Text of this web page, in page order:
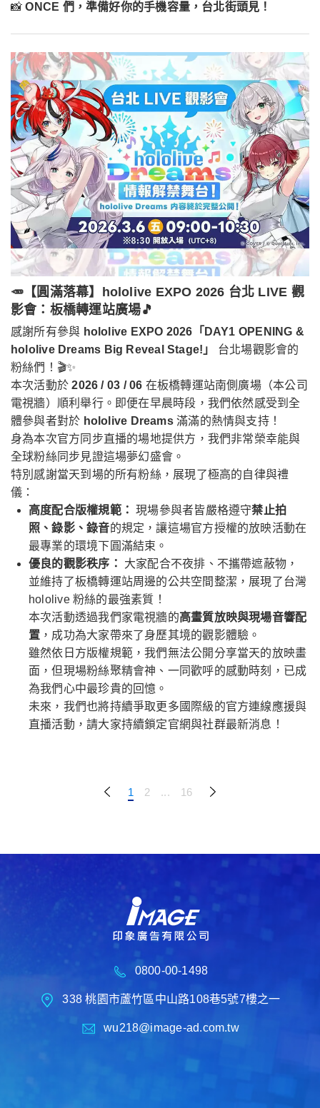
📸ONCE 們，準備好你的手機容量，台北街頭見！
🥕【圓滿落幕】hololive EXPO 2026 台北 LIVE 觀
影會：板橋轉運站廣場🎵
感謝所有參與 hololive EXPO 2026「DAY1 OPENING &
hololive Dreams Big Reveal Stage!」
台北場觀影會的
粉絲們！🎬✨
本次活動於2026 / 03 / 06 在板橋轉運站南側廣場（本公司
電視牆）順利舉行。即便在早晨時段，我們依然感受到全
體參與者對於 hololive Dreams滿滿的熱情與支持！
身為本次官方同步直播的場地提供方，我們非常榮幸能與
全球粉絲同步見證這場夢幻盛會。
特別感謝當天到場的所有粉絲，展現了極高的自律與禮
儀：
高度配合版權規範： 現場參與者皆嚴格遵守禁止拍
照、錄影、錄音的規定，讓這場官方授權的放映活動在
最專業的環境下圓滿結束。
優良的觀影秩序：
大家配合不夜排、不攜帶遮蔽物，
並維持了板橋轉運站周邊的公共空間整潔，展現了台灣
hololive 粉絲的最強素質！
本次活動透過我們家電視牆的高畫質放映與現場音響配
置 ，成功為大家帶來了身歷其境的觀影體驗。
雖然依日方版權規範，我們無法公開分享當天的放映畫
面，但現場粉絲聚精會神、一同歡呼的感動時刻，已成
為我們心中最珍貴的回憶。
未來，我們也將持續爭取更多國際級的官方連線應援與
直播活動，請大家持續鎖定官網與社群最新消息！
1 2 ... 16
0800-00-1498
338 桃園市蘆竹區中山路108巷5號7樓之一
wu218@image-ad.com.tw